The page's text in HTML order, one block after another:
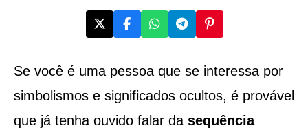
Se você é uma pessoa que se interessa por
simbolismos e significados ocultos, é provável
que já tenha ouvido falar da sequência